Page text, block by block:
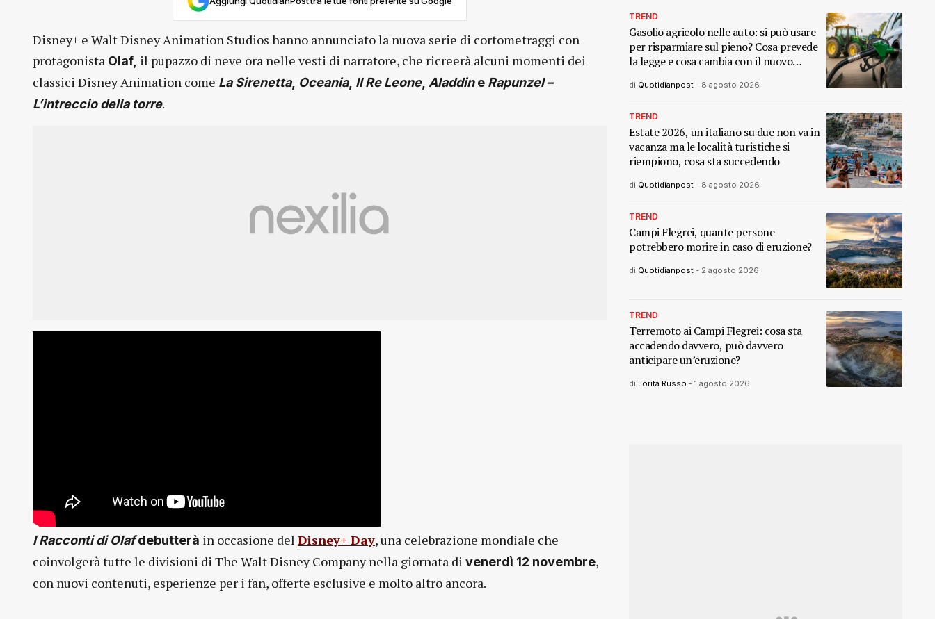
Disney+ e Walt Disney Animation Studios hanno annunciato la nuova serie di cortometraggi con
protagonista Olaf, il pupazzo di neve ora nelle vesti di narratore, che ricreerà alcuni momenti dei
classici Disney Animation come La Sirenetta, Oceania, Il Re Leone, Aladdine Rapunzel –
L’intreccio della torre.
I Racconti di Olafdebutterà in occasione del Disney+ Day, una celebrazione mondiale che
coinvolgerà tutte le divisioni di The Walt Disney Company nella giornata di venerdì 12 novembre,
con nuovi contenuti, esperienze per i fan, offerte esclusive e molto altro ancora.
TREND
Gasolio agricolo nelle auto: si può usare
per risparmiare sul pieno? Cosa prevede
la legge e cosa cambia con il nuovo
di Quotidianpost - 8 agosto 2026
TREND
Estate 2026, un italiano su due non va in
vacanza ma le località turistiche si
riempiono, cosa sta succedendo
di Quotidianpost - 8 agosto 2026
TREND
Campi Flegrei, quante persone
potrebbero morire in caso di eruzione?
di Quotidianpost - 2 agosto 2026
TREND
Terremoto ai Campi Flegrei: cosa sta
accadendo davvero, può davvero
anticipare un’eruzione?
di Lorita Russo - 1 agosto 2026